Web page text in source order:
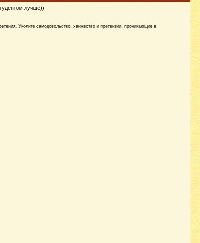
лучше))
Уколите самодовольство, ханжество и претензии, проникающие в